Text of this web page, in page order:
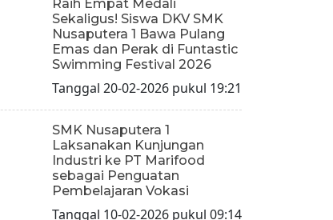
Raih Empat Medali
Sekaligus! Siswa DKV SMK
Nusaputera 1 Bawa Pulang
Emas dan Perak di Funtastic
Swimming Festival 2026
Tanggal 20-02-2026 pukul 19:21
SMK Nusaputera 1
Laksanakan Kunjungan
Industri ke PT Marifood
sebagai Penguatan
Pembelajaran Vokasi
Tanggal 10-02-2026 pukul 09:14